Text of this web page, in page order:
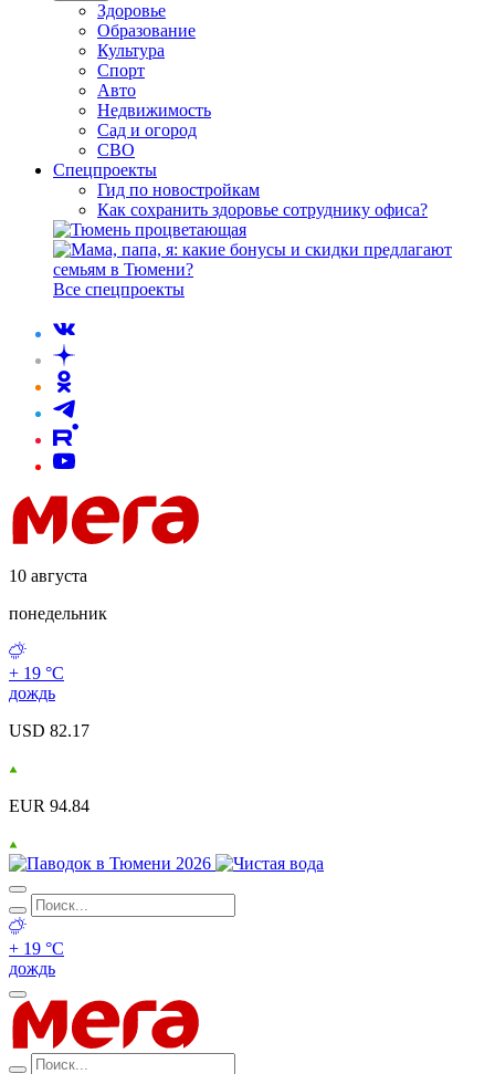
Здоровье
Образование
Культура
Спорт
Авто
Недвижимость
Сад и огород
СВО
Спецпроекты
Гид по новостройкам
Как сохранить здоровье сотруднику офиса?
Все спецпроекты
10 августа
понедельник
+ 19 °С
дождь
USD 82.17
EUR 94.84
+ 19 °С
дождь